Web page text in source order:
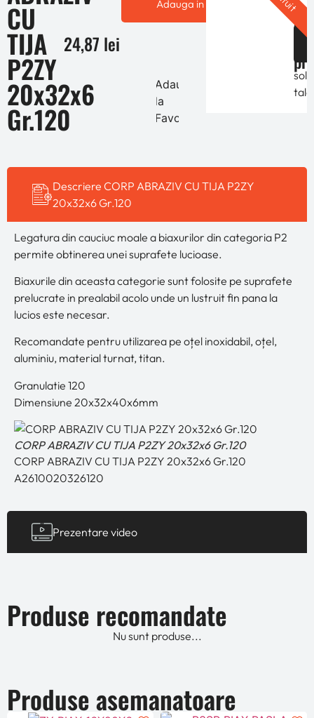
CU
TIJA
P2ZY
20x32x6
Gr.120
24,87 lei
Adauga in cos
Adauga
la
Favorite
de
in
de
tale
Descriere CORP ABRAZIV CU TIJA P2ZY
20x32x6 Gr.120
Prezentare video
Legatura din cauciuc moale a biaxurilor din categoria P2
permite obtinerea unei suprafete lucioase.
Biaxurile din aceasta categorie sunt folosite pe suprafete
prelucrate in prealabil acolo unde un lustruit fin pana la
lucios este necesar.
Recomandate pentru utilizarea pe oțel inoxidabil, oțel,
aluminiu, material turnat, titan.
Granulatie 120
Dimensiune 20x32x40x6mm
CORP ABRAZIV CU TIJA P2ZY 20x32x6 Gr.120
CORP ABRAZIV CU TIJA P2ZY 20x32x6 Gr.120
A2610020326120
Produse recomandate
Nu sunt produse...
Produse asemanatoare